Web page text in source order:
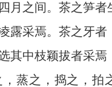
之间。茶之笋者
露采焉。茶之牙者
其中枝颖拔者采
蒸之，捣之，拍